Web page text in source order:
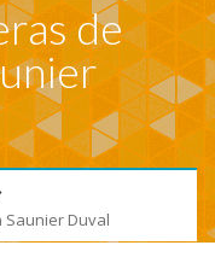
de
Duval